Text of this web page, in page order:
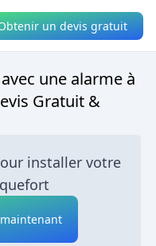
un devis gratuit
une alarme à
Gratuit &
installer votre